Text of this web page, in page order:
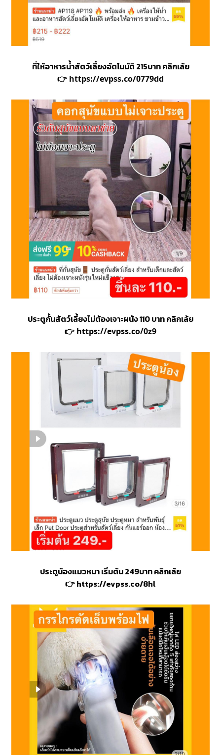
ที่ให้อาหารน้ำสัตว์เลี้ยงอัตโนมัติ 215บาท คลิกเล้ย
👉 https://evpss.co/0779dd
ประตูกั้นสัตว์เลี้ยงไม่ต้องเจาะผนัง 110 บาท คลิกเล้ย
👉 https://evpss.co/0z9
ประตูน้องแมวหมา เริ่มต้น 249บาท คลิกเล้ย
👉https://evpss.co/8hl